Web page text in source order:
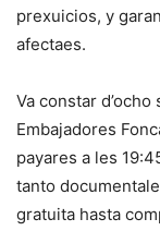
prexuicios, y
afectaes.
Va constar
Embajadores
payares a les
tanto
gratuita hasta